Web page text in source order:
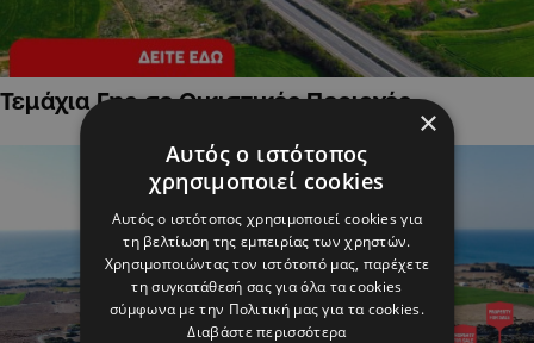
Τεμάχια Γης σε Οικιστικές Περιοχές
×
Αυτός ο ιστότοπος
χρησιμοποιεί cookies
Αυτός ο ιστότοπος χρησιμοποιεί cookies για
τη βελτίωση της εμπειρίας των χρηστών.
Χρησιμοποιώντας τον ιστότοπό μας, παρέχετε
τη συγκατάθεσή σας για όλα τα cookies
σύμφωνα με την Πολιτική μας για τα cookies.
Διαβάστε περισσότερα